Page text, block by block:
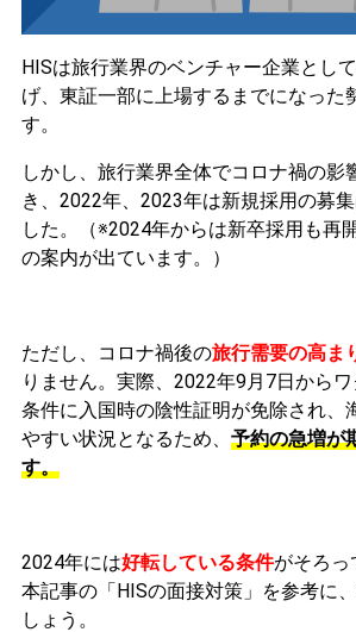
HISは旅行業界のベンチャー企業とし
げ、東証一部に上場するまでになった
す。
しかし、旅行業界全体でコロナ禍の影
き、2022年、2023年は新規採用の募
した。（※2024年からは新卒採用も再
の案内が出ています。）
ただし、 コロナ禍後の旅行需要の高ま
りません。実際、2022年9月7日から
条件に入国時の陰性証明が免除され、
やすい状況となるため、 予約の急増が
す。
2024年には好転している条件がそろっ
本記事の「HISの面接対策」を参考に
しょう。